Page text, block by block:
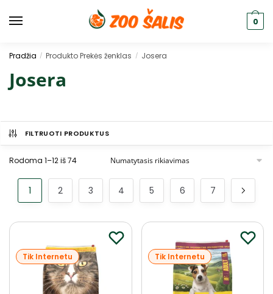
0
Pradžia / Produkto Prekės ženklas / Josera
Josera
FILTRUOTI PRODUKTUS
Rodoma 1–12 iš 74
1 2 3 4 5 6 7
Tik Internetu Tik Internetu